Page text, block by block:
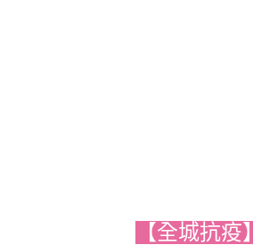
【全城抗疫】